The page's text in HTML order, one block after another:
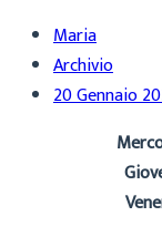
Maria
Archivio
20 Gennaio